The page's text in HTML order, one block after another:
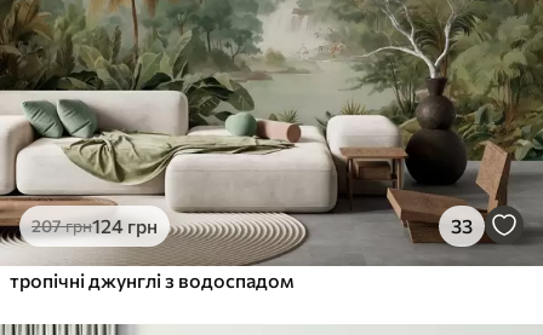
207грн124 грн 33
тропічні джунглі з водоспадом